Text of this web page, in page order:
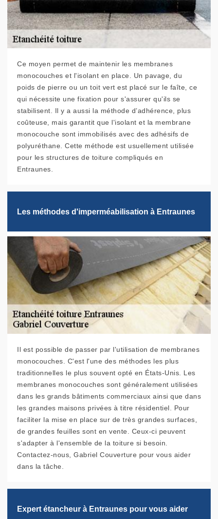
Ce moyen permet de maintenir les membranes
monocouches et l'isolant en place. Un pavage, du
poids de pierre ou un toit vert est placé sur le faîte, ce
qui nécessite une fixation pour s'assurer qu'ils se
stabilisent. Il y a aussi la méthode d’adhérence, plus
coûteuse, mais garantit que l'isolant et la membrane
monocouche sont immobilisés avec des adhésifs de
polyuréthane. Cette méthode est usuellement utilisée
pour les structures de toiture compliqués en
Entraunes.
Les méthodes d'imperméabilisation à Entraunes
Il est possible de passer par l'utilisation de membranes
monocouches. C'est l'une des méthodes les plus
traditionnelles le plus souvent opté en États-Unis. Les
membranes monocouches sont généralement utilisées
dans les grands bâtiments commerciaux ainsi que dans
les grandes maisons privées à titre résidentiel. Pour
faciliter la mise en place sur de très grandes surfaces,
de grandes feuilles sont en vente. Ceux-ci peuvent
s'adapter à l'ensemble de la toiture si besoin.
Contactez-nous, Gabriel Couverture pour vous aider
dans la tâche.
Expert étancheur à Entraunes pour vous aider